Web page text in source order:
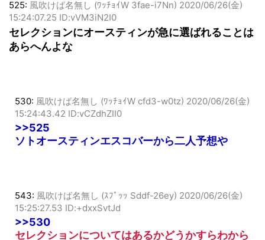
525: 風吹けば名無し (ﾜｯﾁｮｲW 3fae-i7Nn) 2020/06/26(金)
15:24:07.25 ID:vVM3iN2I0
セレクションにオースティンが急に選ばれることは
あらへんよな
530: 風吹けば名無し (ﾜｯﾁｮｲW cfd3-w0tz) 2020/06/26(金)
15:24:43.42 ID:vCZdhZII0
>>525
ソトオースティンエスコバーから二人予想や
543: 風吹けば名無し (ｽﾌﾟｯｯ Sddf-26ey) 2020/06/26(金)
15:25:27.53 ID:+dxxSvtJd
>>530
セレクションについてはあるかどうかすらわから